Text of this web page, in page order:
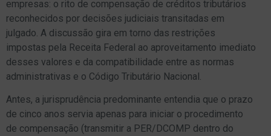
empresas: o rito de compensação de créditos tributários
reconhecidos por decisões judiciais transitadas em
julgado. A discussão gira em torno das restrições
impostas pela Receita Federal ao aproveitamento imediato
desses valores e da compatibilidade entre as normas
administrativas e o Código Tributário Nacional.
Antes, a jurisprudência predominante entendia que o prazo
de cinco anos servia apenas para iniciar o procedimento
de compensação (transmitir a PER/DCOMP dentro do